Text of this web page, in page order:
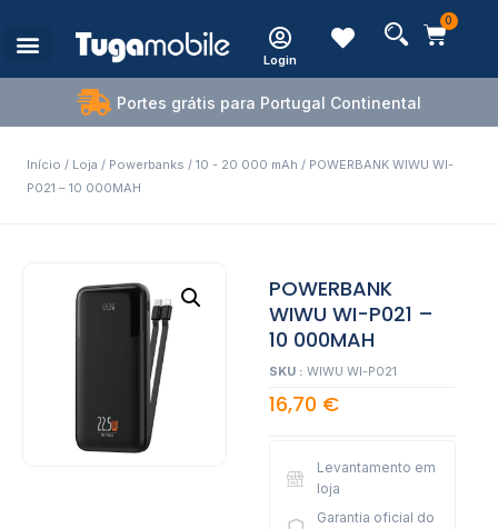
Login
0
Portes grátis para Portugal Continental
Início / Loja / Powerbanks / 10 - 20 000 mAh / POWERBANK WIWU WI-
P021 – 10 000MAH
POWERBANK
WIWU WI-P021 –
10 000MAH
SKU :WIWU WI-P021
16,70 €
Levantamento em
loja
Garantia oficial do